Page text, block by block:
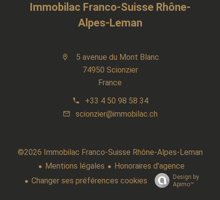
Immobilac Franco-Suisse Rhône-
Alpes-Leman
5 avenue du Mont Blanc
74950 Scionzier
France
+33 4 50 98 58 34
scionzier@immobilac.ch
©2026 Immobilac Franco-Suisse Rhône-Alpes-Leman
Mentions légales
Honoraires d'agence
Changer ses préférences cookies
Design by
Apimo™